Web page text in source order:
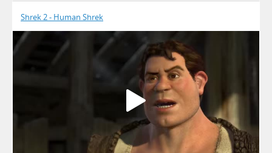
Shrek 2 - Human Shrek